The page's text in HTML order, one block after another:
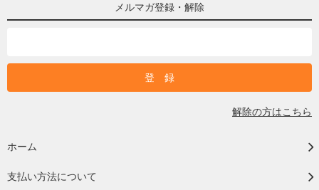
メルマガ登録・解除
解除の方はこちら
ホーム
支払い方法について